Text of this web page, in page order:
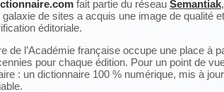
fait partie du réseau Semantiak
de sites a acquis une image de qualité
éditoriale.
de l’Académie française occupe une place à
pour chaque édition. Pour un point de
: un dictionnaire 100 % numérique, mis à